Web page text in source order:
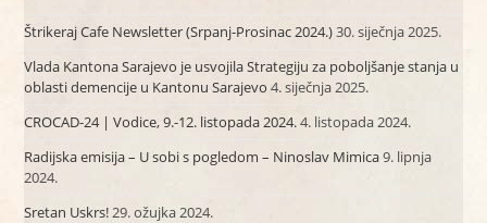
Štrikeraj Cafe Newsletter (Srpanj-Prosinac 2024.)30. siječnja 2025.
Vlada Kantona Sarajevo je usvojila Strategiju za poboljšanje stanja u
oblasti demencije u Kantonu Sarajevo 4. siječnja 2025.
CROCAD-24 | Vodice, 9.-12. listopada 2024.4. listopada 2024.
Radijska emisija – U sobi s pogledom – Ninoslav Mimica9. lipnja
2024.
Sretan Uskrs!29. ožujka 2024.